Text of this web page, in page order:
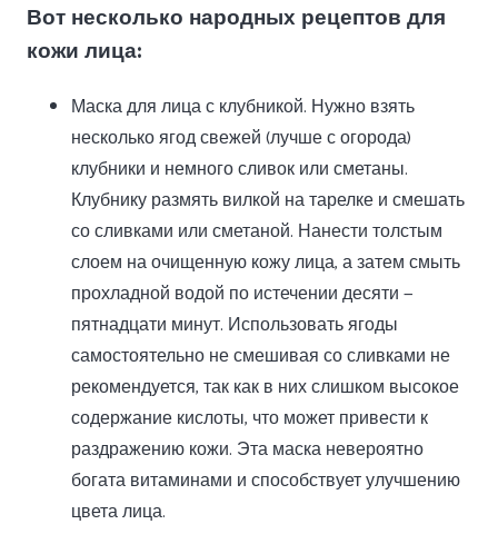
Вот несколько народных рецептов для
кожи лица:
Маска для лица с клубникой. Нужно взять
несколько ягод свежей (лучше с огорода)
клубники и немного сливок или сметаны.
Клубнику размять вилкой на тарелке и смешать
со сливками или сметаной. Нанести толстым
слоем на очищенную кожу лица, а затем смыть
прохладной водой по истечении десяти —
пятнадцати минут. Использовать ягоды
самостоятельно не смешивая со сливками не
рекомендуется, так как в них слишком высокое
содержание кислоты, что может привести к
раздражению кожи. Эта маска невероятно
богата витаминами и способствует улучшению
цвета лица.